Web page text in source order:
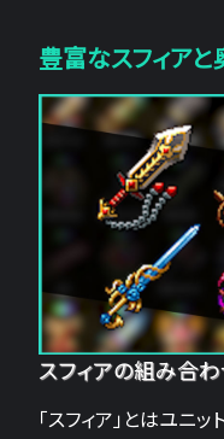
豊富なスフィア
スフィアの組み合
「スフィア」とはユニ